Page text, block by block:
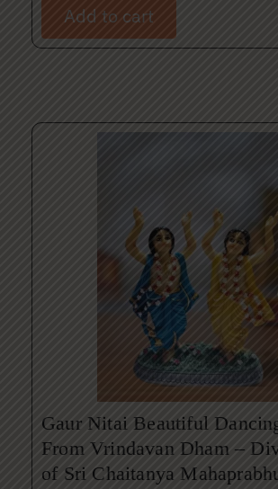
Add to cart
Gaur Nitai Beautiful
From Vrindavan Dham –
of Sri Chaitanya